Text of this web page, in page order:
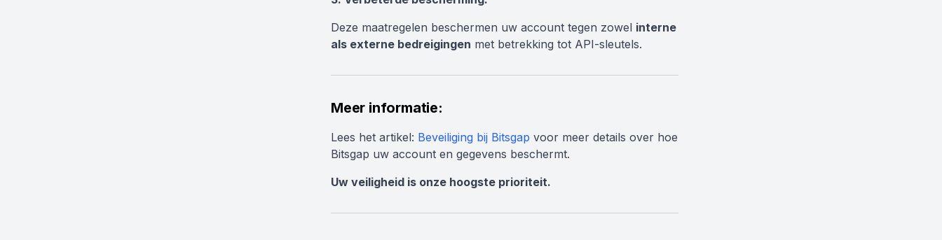
Deze maatregelen beschermen uw account tegen zowel interne
als externe bedreigingen met betrekking tot API-sleutels.
Meer informatie:
Lees het artikel: Beveiliging bij Bitsgap voor meer details over hoe
Bitsgap uw account en gegevens beschermt.
Uw veiligheid is onze hoogste prioriteit.